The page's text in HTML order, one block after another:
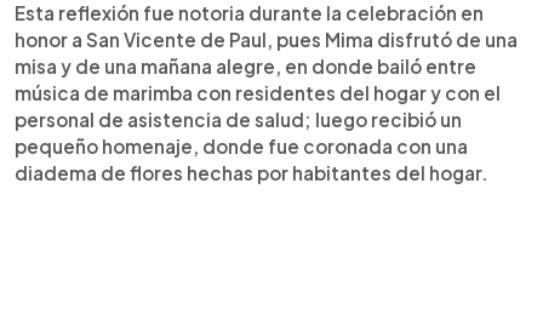
Esta reflexión fue notoria durante la celebración en
honor a San Vicente de Paul, pues Mima disfrutó de una
misa y de una mañana alegre, en donde bailó entre
música de marimba con residentes del hogar y con el
personal de asistencia de salud; luego recibió un
pequeño homenaje, donde fue coronada con una
diadema de flores hechas por habitantes del hogar.